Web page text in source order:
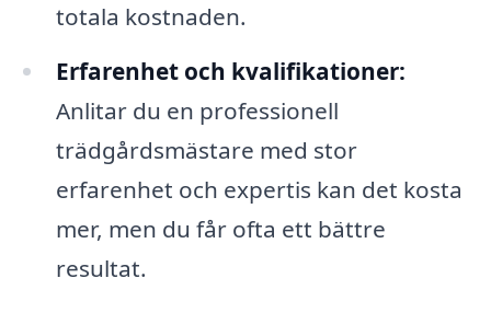
totala kostnaden.
Erfarenhet och kvalifikationer:
Anlitar du en professionell
trädgårdsmästare med stor
erfarenhet och expertis kan det kosta
mer, men du får ofta ett bättre
resultat.